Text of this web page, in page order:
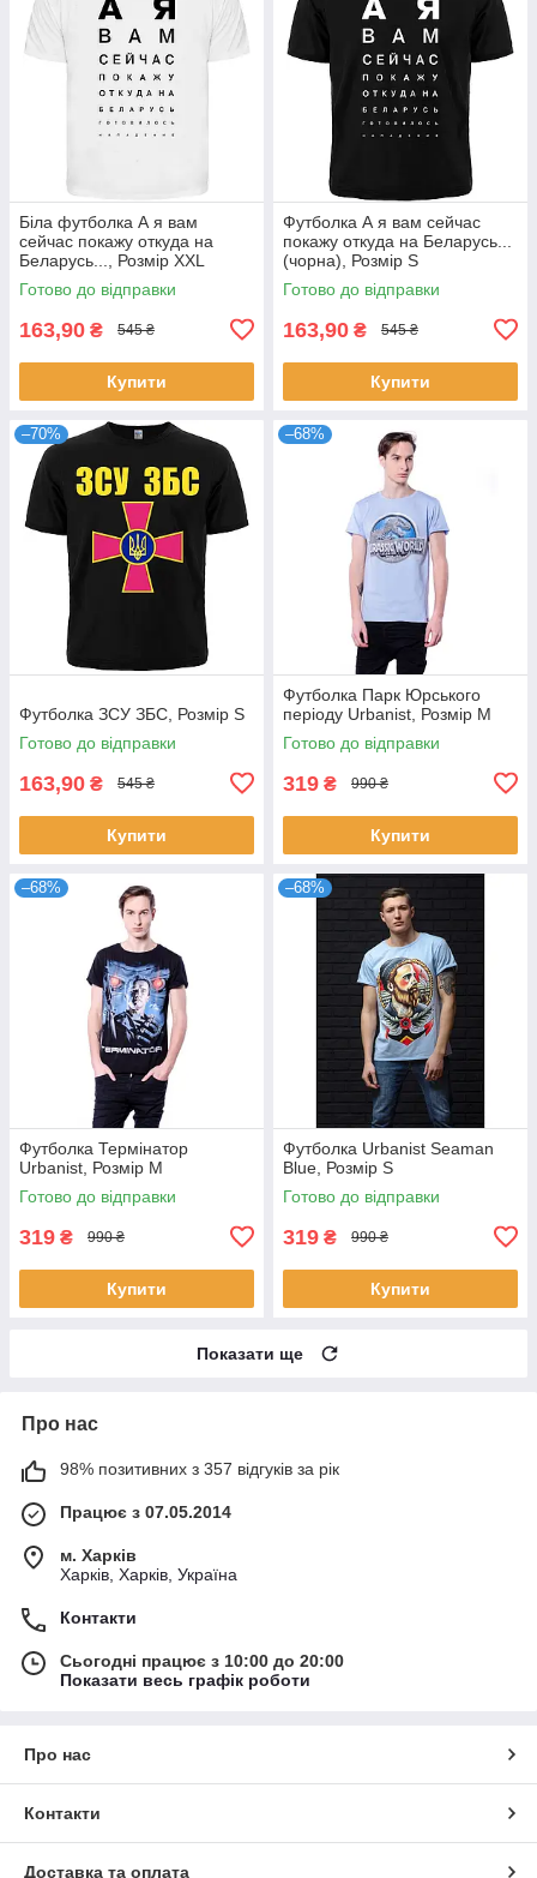
Біла футболка А я вам
сейчас покажу откуда на
Беларусь..., Розмір XXL
Готово до відправки
163,90 ₴ 545 ₴
Купити
Футболка А я вам сейчас
покажу откуда на Беларусь...
(чорна), Розмір S
Готово до відправки
163,90 ₴ 545 ₴
Купити
–70%
Футболка ЗСУ ЗБС, Розмір S
Готово до відправки
163,90 ₴ 545 ₴
Купити
–68%
Футболка Парк Юрського
періоду Urbanist, Розмір M
Готово до відправки
319 ₴ 990 ₴
Купити
–68%
Футболка Термінатор
Urbanist, Розмір M
Готово до відправки
319 ₴ 990 ₴
Купити
–68%
Футболка Urbanist Seaman
Blue, Розмір S
Готово до відправки
319 ₴ 990 ₴
Купити
Показати ще
Про нас
98% позитивних з 357 відгуків за рік
Працює з 07.05.2014
м. Харків
Харків, Харків, Україна
Контакти
Сьогодні працює з 10:00 до 20:00
Показати весь графік роботи
Про нас
Контакти
Доставка та оплата